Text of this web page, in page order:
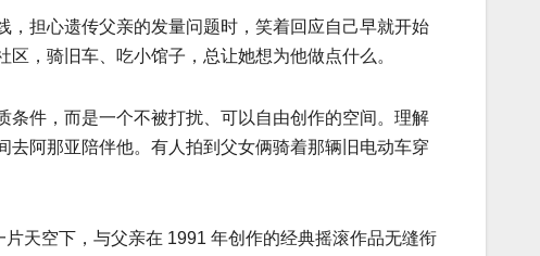
担心遗传父亲的发量问题时，笑着回应自己早就开始
，骑旧车、吃小馆子，总让她想为他做点什么。
件，而是一个不被打扰、可以自由创作的空间。理解
阿那亚陪伴他。有人拍到父女俩骑着那辆旧电动车穿
天空下，与父亲在 1991 年创作的经典摇滚作品无缝衔